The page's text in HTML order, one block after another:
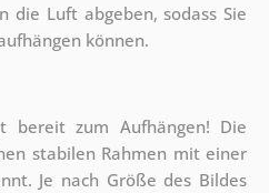
die Luft abgeben, sodass Sie
können.
bereit zum Aufhängen! Die
stabilen Rahmen mit einer
Je nach Größe des Bildes